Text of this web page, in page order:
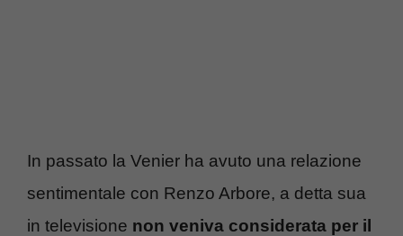
In passato la Venier ha avuto una relazione
sentimentale con Renzo Arbore, a detta sua
in televisione non veniva considerata per il